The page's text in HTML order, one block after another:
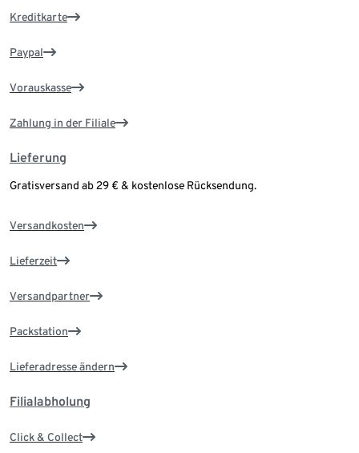
Kreditkarte
Paypal
Vorauskasse
Zahlung in der Filiale
Lieferung
Gratisversand ab 29 € & kostenlose Rücksendung.
Versandkosten
Lieferzeit
Versandpartner
Packstation
Lieferadresse ändern
Filialabholung
Click & Collect